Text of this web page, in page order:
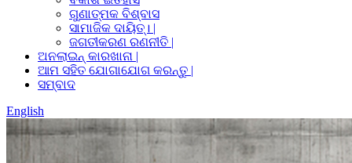
ଗୁଣାତ୍ମକ ବିଶ୍ବାସ
ସାମାଜିକ ଦାୟିତ୍। |
ଜଗତୀକରଣ ରଣନୀତି |
ଅନଲାଇନ୍ କାରଖାନା |
ଆମ ସହିତ ଯୋଗାଯୋଗ କରନ୍ତୁ |
ସମ୍ବାଦ
English